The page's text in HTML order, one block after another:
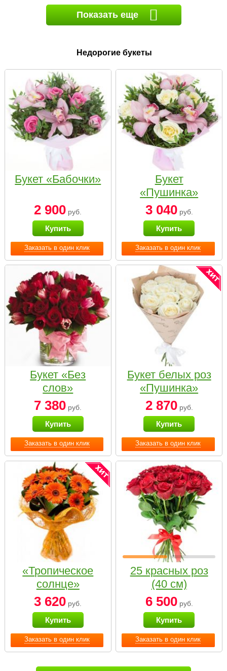
Показать еще
Недорогие букеты
Заказать в один клик
Букет «Бабочки»
2 900 руб.
Купить
Заказать в один клик
Букет
«Пушинка»
3 040руб.
Купить
Заказать в один клик
Букет «Без
слов»
7 380 руб.
Купить
Заказать в один клик
Букет белых роз
«Пушинка»
2 870руб.
Купить
Заказать в один клик
«Тропическое
солнце»
3 620 руб.
Купить
Заказать в один клик
25 красных роз
(40 см)
6 500руб.
Купить